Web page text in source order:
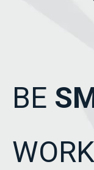
BE
WORK